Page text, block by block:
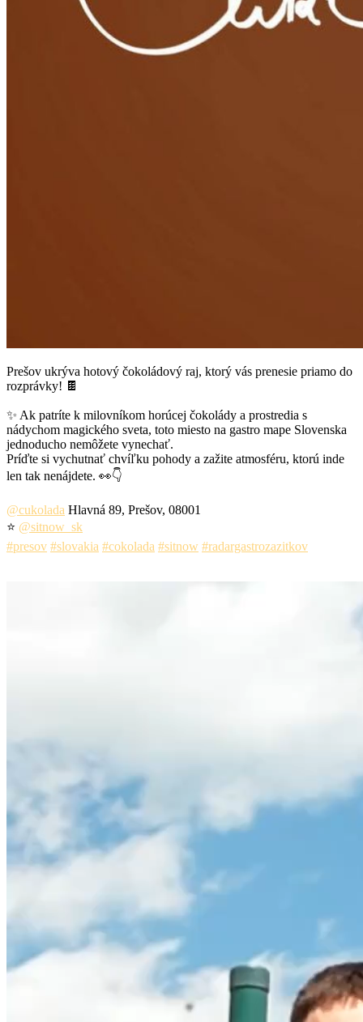
Prešov ukrýva hotový čokoládový raj, ktorý vás prenesie priamo do
rozprávky! 🍫
✨ Ak patríte k milovníkom horúcej čokolády a prostredia s
nádychom magického sveta, toto miesto na gastro mape Slovenska
jednoducho nemôžete vynechať.
Príďte si vychutnať chvíľku pohody a zažite atmosféru, ktorú inde
len tak nenájdete. 👀👇
@cukolada Hlavná 89, Prešov, 08001
⭐️ @sitnow_sk
#presov #slovakia #cokolada #sitnow #radargastrozazitkov